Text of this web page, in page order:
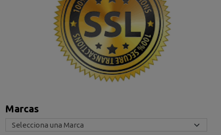
Marcas